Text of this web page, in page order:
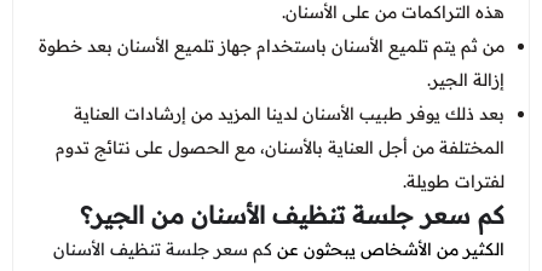
هذه التراكمات من على الأسنان.
من ثم يتم تلميع الأسنان باستخدام جهاز تلميع الأسنان بعد خطوة
إزالة الجير.
بعد ذلك يوفر طبيب الأسنان لدينا المزيد من إرشادات العناية
المختلفة من أجل العناية بالأسنان، مع الحصول على نتائج تدوم
لفترات طويلة.
كم سعر جلسة تنظيف الأسنان من الجير؟
الكثير من الأشخاص يبحثون عنكم سعر جلسة تنظيف الأسنان